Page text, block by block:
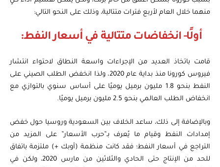
منهما خلال العام لأربع فترات متتالية، وذلك على النحو التالي:
أولًا- انخفاضات متتالية في أسعار النفط:
قامت باتخاذ العديد من الإجراءات واسعة النطاق لاحتواء انتشار
فيروس كورونا منذ بداية عام 2020، ولذا انخفض الطلب الصيني على
النفط بنحو 1.8 مليون برميل يوميًا على أساس سنوي بالتوازي مع
انخفاض الطلب العالمي بنحو 2.5 مليون برميل يوميًا.
وبالإضافة إلى ذلك، ساعد الخلاف بين السعودية وروسيا حول خفض
إمدادات النفط وقيام ما يُعرف بـ”حرب الأسعار” على المزيد من
التراجع في أسعار النفط؛ فقد كانت منظمة (أوبك +) ملتزمة باتفاق
للحد من الإنتاج حتى الحادي والثلاثين من مارس 2020، ولكن في